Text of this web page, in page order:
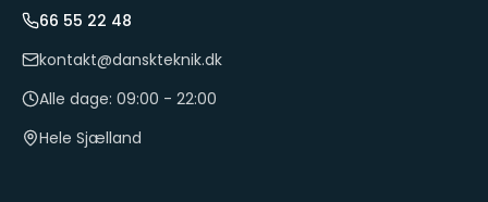
66 55 22 48
kontakt@danskteknik.dk
Alle dage: 09:00 - 22:00
Hele Sjælland